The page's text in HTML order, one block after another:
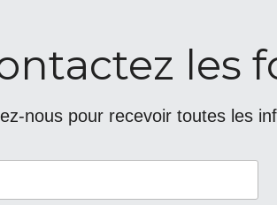
les
nous pour recevoir toutes les